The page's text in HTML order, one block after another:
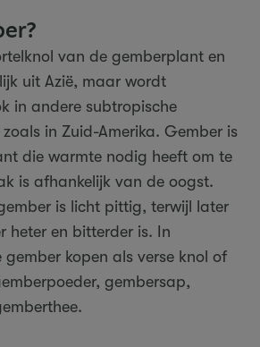
van de gemberplant en
uit Azië, maar wordt
in andere subtropische
in Zuid-Amerika. Gember is
die warmte nodig heeft om te
is afhankelijk van de oogst.
is licht pittig, terwijl later
heter en bitterder is. In
gember kopen als verse knol of
gembersap,